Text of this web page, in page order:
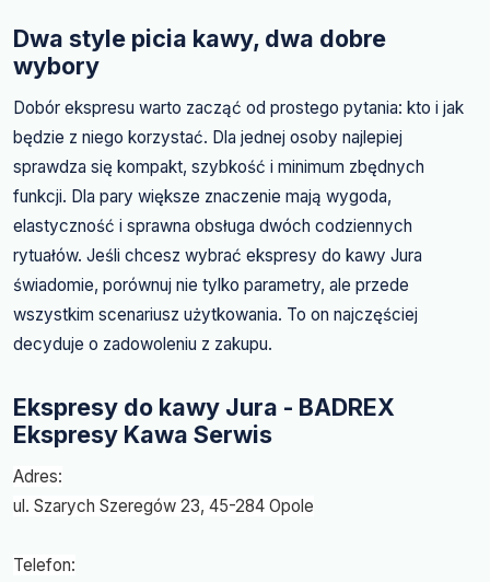
Dwa style picia kawy, dwa dobre
wybory
Dobór ekspresu warto zacząć od prostego pytania: kto i jak
będzie z niego korzystać. Dla jednej osoby najlepiej
sprawdza się kompakt, szybkość i minimum zbędnych
funkcji. Dla pary większe znaczenie mają wygoda,
elastyczność i sprawna obsługa dwóch codziennych
rytuałów. Jeśli chcesz wybrać ekspresy do kawy Jura
świadomie, porównuj nie tylko parametry, ale przede
wszystkim scenariusz użytkowania. To on najczęściej
decyduje o zadowoleniu z zakupu.
Ekspresy do kawy Jura - BADREX
Ekspresy Kawa Serwis
Adres:
ul. Szarych Szeregów 23, 45-284 Opole
Telefon: